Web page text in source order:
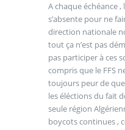
A chaque échéance ,
s’absente pour ne
direction nationale
tout ça n’est pas
pas participer à ces
compris que le FFS
toujours peur de
les éléctions du fait
seule région
boycots continues ,